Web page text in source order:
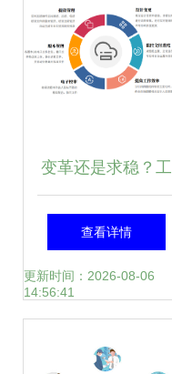
变革还是求稳？工
程企业管理系统的
双面映射
查看详情
更新时间：2026-08-06
14:56:41